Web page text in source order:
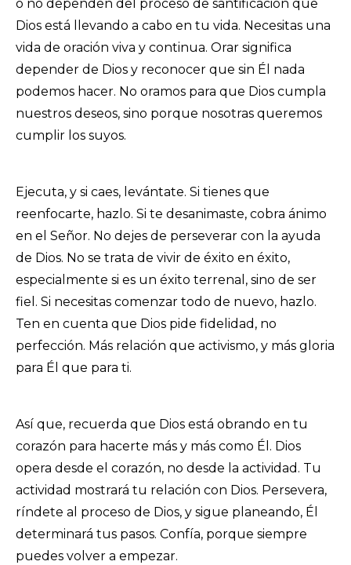
o no dependen del proceso de santificación que
Dios está llevando a cabo en tu vida. Necesitas una
vida de oración viva y continua. Orar significa
depender de Dios y reconocer que sin Él nada
podemos hacer. No oramos para que Dios cumpla
nuestros deseos, sino porque nosotras queremos
cumplir los suyos.
Ejecuta, y si caes, levántate. Si tienes que
reenfocarte, hazlo. Si te desanimaste, cobra ánimo
en el Señor. No dejes de perseverar con la ayuda
de Dios. No se trata de vivir de éxito en éxito,
especialmente si es un éxito terrenal, sino de ser
fiel. Si necesitas comenzar todo de nuevo, hazlo.
Ten en cuenta que Dios pide fidelidad, no
perfección. Más relación que activismo, y más gloria
para Él que para ti.
Así que, recuerda que Dios está obrando en tu
corazón para hacerte más y más como Él. Dios
opera desde el corazón, no desde la actividad. Tu
actividad mostrará tu relación con Dios. Persevera,
ríndete al proceso de Dios, y sigue planeando, Él
determinará tus pasos. Confía, porque siempre
puedes volver a empezar.